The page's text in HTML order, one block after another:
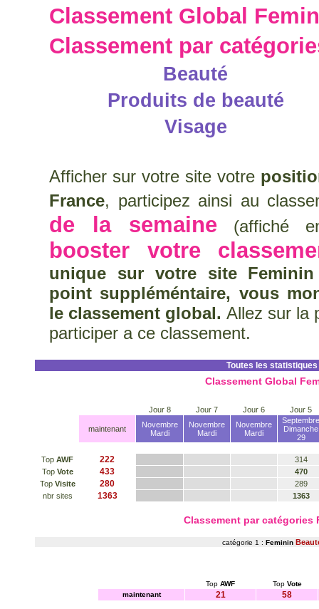
Classement Global
Classement par
Beauté
Produits de beauté
Visage
Afficher sur votre site votre
France, participez ainsi au
de la semaine (affiché
booster votre
unique sur votre site
point suppléméntaire, vous
le classement global. Allez sur la
participer a ce classement.
Toutes les statistiques
Classement Global
Jour 8 Jour 7 Jour 6 Jour 5
maintenant
Novembre
Mardi
Novembre
Mardi
Novembre
Mardi
Septembre
Dimanche
29
Top AWF 222
314
Top Vote 433
470
Top Visite 280
289
nbr sites
1363 1363
Classement par
catégorie 1 : Feminin
Top AWF Top Vote
maintenant
21 58